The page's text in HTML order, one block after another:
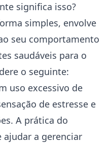
significa isso?
simples, envolve
seu comportamento
saudáveis para o
o seguinte:
uso excessivo de
de estresse e
A prática do
a gerenciar